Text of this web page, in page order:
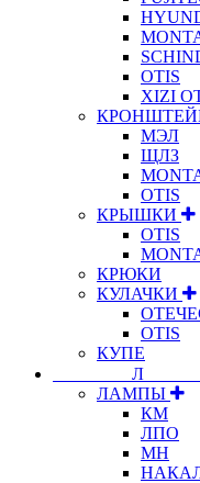
OTIS
XIZI
МЭЛ
ЩЛЗ
OTIS
КРЫШКИ
OTIS
КРЮКИ
КУЛАЧКИ
OTIS
КУПЕ
ЛАМПЫ
КМ
ЛПО
МН